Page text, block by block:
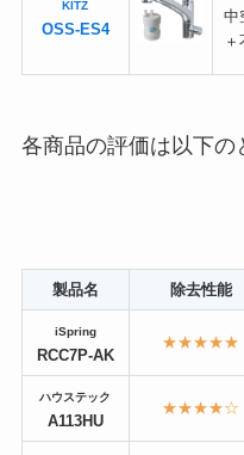
KITZ
OSS-ES4
中
各商品の評価は以下の
製品名 除去性能
iSpring
RCC7P-AK
★★★★★
ハウステック
A113HU
★★★★☆